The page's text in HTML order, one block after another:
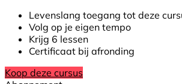
Levenslang toegang tot deze
Volg op je eigen tempo
Krijg 6 lessen
Certificaat bij afronding
Koop deze cursus